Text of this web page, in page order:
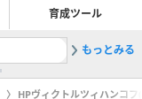
育成ツール
2
もっとみる
HPヴィクトルツィハンコ